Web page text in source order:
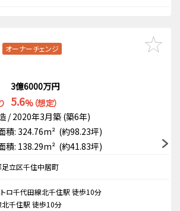
オーナーチェンジ
3億6000万円
5.6%（想定）
/ 2020年3月築 (築6年)
積: 324.76m² (約98.23坪)
積: 138.29m² (約41.83坪)
足立区千住中居町
ロ千代田線北千住駅 徒歩10分
北千住駅 徒歩10分